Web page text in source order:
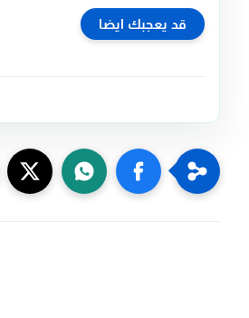
قد يعجبك ايضا